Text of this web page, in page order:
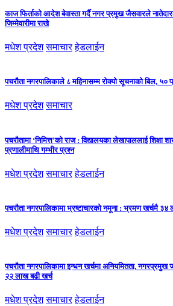
काज फिर्ताको आदेश बेवास्ता गर्दै नगर प्रमुख जैसवारले
जिम्मेवारीमा राखे
मधेश प्रदेश समाचार हेडलाईन
पचरौता नगरपालिकाले ८ महिनासम्म रोक्यो सूचनाको बिल,
मधेश प्रदेश समाचार
पचरौतामा ‘निमित्त’को राज : विद्यालयका लेखापाललाई शिक्षा
प्रणालीमाथि गम्भीर प्रश्न
मधेश प्रदेश समाचार हेडलाईन
पचरौता नगरपालिकामा भ्रष्टाचारको नमूना : भ्रमण खर्चमै ३४
मधेश प्रदेश समाचार हेडलाईन
पचरौता नगरपालिकामा इन्धन खर्चमा अनियमितता,
२२ लाख बढी खर्च
मधेश प्रदेश समाचार हेडलाईन